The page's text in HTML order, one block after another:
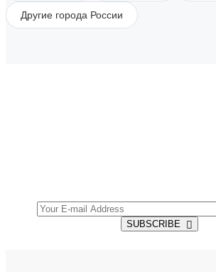
Другие города России
SUBSCRIBE